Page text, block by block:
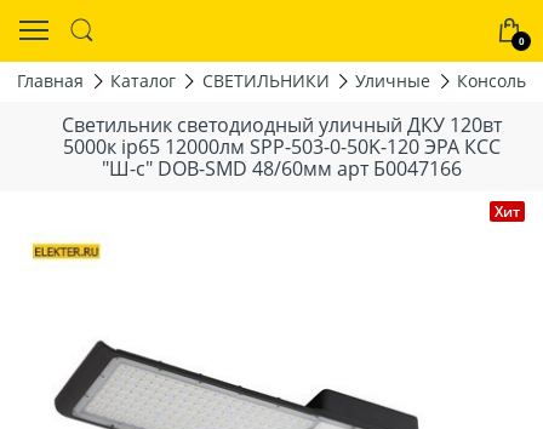
0
Главная Каталог СВЕТИЛЬНИКИ Уличные
Светильник светодиодный уличный ДКУ 120вт
5000к ip65 12000лм SPP-503-0-50K-120 ЭРА КСС
"Ш-с" DOB-SMD 48/60мм арт Б0047166
Хит